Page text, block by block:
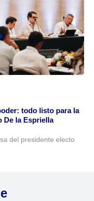
todo listo para la
De la Espriella
del presidente electo